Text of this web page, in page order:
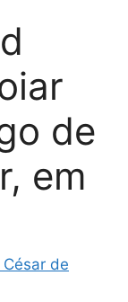
de
em
de